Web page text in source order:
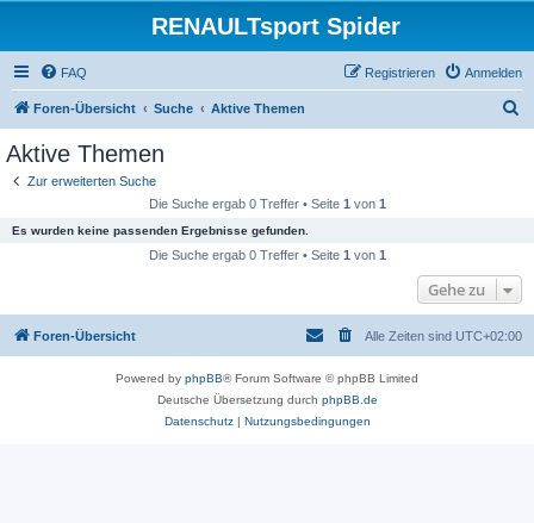
RENAULTsport Spider
FAQ Anmelden
Registrieren
Foren-Übersicht Suche Aktive Themen
Aktive Themen
Zur erweiterten Suche
Die Suche ergab 0 Treffer • Seite 1 von 1
Es wurden keine passenden Ergebnisse gefunden.
Die Suche ergab 0 Treffer • Seite 1 von 1
Gehe zu
Foren-Übersicht Alle Zeiten sind UTC+02:00
Powered by phpBB® Forum Software © phpBB Limited
Deutsche Übersetzung durch phpBB.de
Datenschutz| Nutzungsbedingungen